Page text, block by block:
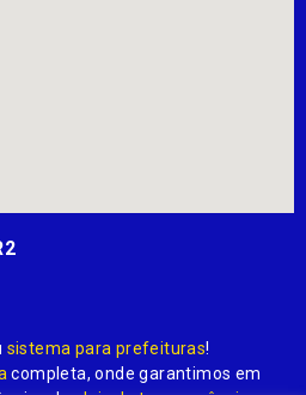
sistema para prefeituras!
completa, onde garantimos em